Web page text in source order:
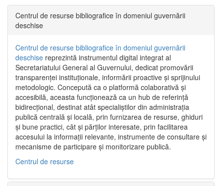
Centrul de resurse bibliografice în domeniul guvernării
deschise
Centrul de resurse bibliografice în domeniul guvernării
deschise reprezintă instrumentul digital integrat al
Secretariatului General al Guvernului, dedicat promovării
transparenței instituționale, informării proactive și sprijinului
metodologic. Concepută ca o platformă colaborativă și
accesibilă, aceasta funcționează ca un hub de referință
bidirecțional, destinat atât specialiștilor din administrația
publică centrală și locală, prin furnizarea de resurse, ghiduri
și bune practici, cât și părților interesate, prin facilitarea
accesului la informații relevante, instrumente de consultare și
mecanisme de participare și monitorizare publică.
Centrul de resurse